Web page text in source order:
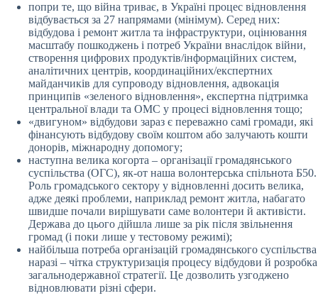
попри те, що війна триває, в Україні процес відновлення
відбувається за 27 напрямами (мінімум). Серед них:
відбудова і ремонт житла та інфраструктури, оцінювання
масштабу пошкоджень і потреб України внаслідок війни,
створення цифрових продуктів/інформаційних систем,
аналітичних центрів, координаційних/експертних
майданчиків для супроводу відновлення, адвокація
принципів «зеленого відновлення», експертна підтримка
центральної влади та ОМС у процесі відновлення тощо;
«двигуном» відбудови зараз є переважно самі громади, які
фінансують відбудову своїм коштом або залучають кошти
донорів, міжнародну допомогу;
наступна велика когорта – організації громадянського
суспільства (ОГС), як-от наша волонтерська спільнота Б50.
Роль громадського сектору у відновленні досить велика,
адже деякі проблеми, наприклад ремонт житла, набагато
швидше почали вирішувати саме волонтери й активісти.
Держава до цього дійшла лише за рік після звільнення
громад (і поки лише у тестовому режимі);
найбільша потреба організацій громадянського суспільства
наразі – чітка структуризація процесу відбудови й розробка
загальнодержавної стратегії. Це дозволить узгоджено
відновлювати різні сфери.